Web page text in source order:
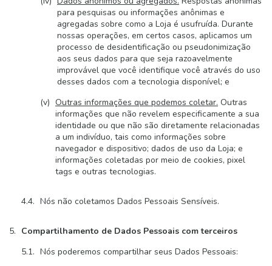
para pesquisas ou informações anônimas e
agregadas sobre como a Loja é usufruída. Durante
nossas operações, em certos casos, aplicamos um
processo de desidentificação ou pseudonimização
aos seus dados para que seja razoavelmente
improvável que você identifique você através do uso
desses dados com a tecnologia disponível; e
Outras informações que podemos coletar. Outras
informações que não revelem especificamente a sua
identidade ou que não são diretamente relacionadas
a um indivíduo, tais como informações sobre
navegador e dispositivo; dados de uso da Loja; e
informações coletadas por meio de cookies, pixel
tags e outras tecnologias.
Nós não coletamos Dados Pessoais Sensíveis.
Compartilhamento de Dados Pessoais com terceiros
Nós poderemos compartilhar seus Dados Pessoais: